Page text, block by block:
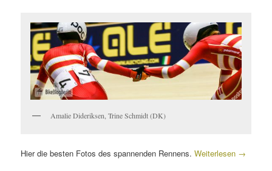
Amalie Dideriksen, Trine Schmidt (DK)
Hier die besten Fotos des spannenden Rennens.Weiterlesen →